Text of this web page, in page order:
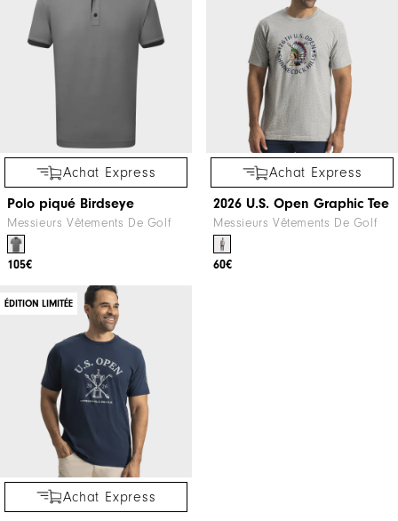
Achat Express
Polo piqué Birdseye
Messieurs Vêtements De Golf
105€
Achat Express
2026 U.S. Open Graphic Tee
Messieurs Vêtements De Golf
60€
ÉDITION LIMITÉE
Achat Express